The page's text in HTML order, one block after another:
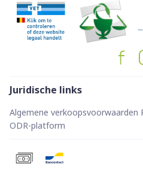
Juridische links
Algemene verkoopsvoorwaarden
ODR-platform